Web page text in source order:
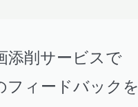
添削サービスで
フィードバックを